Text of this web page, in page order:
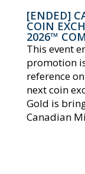
[ENDED]
COIN
2026™
This event
promotion
reference
next coin
Gold is
Canadian